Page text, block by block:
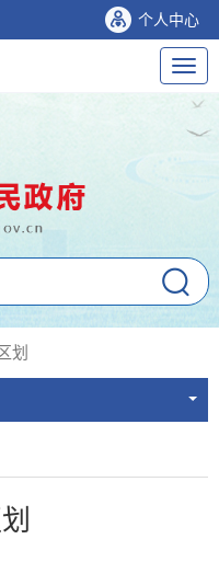
个人中心
导
航
划